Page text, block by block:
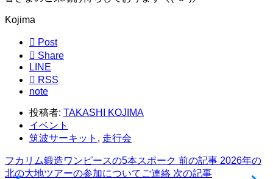
Kojima
 Post
 Share
LINE
 RSS
note
投稿者: TAKASHI KOJIMA
イベント
筑波サーキット , 走行会
フカリム鍛造ワンピースの5本スポーク 前の記事 2026年の
北の大地ツアーの参加についてご連絡 次の記事